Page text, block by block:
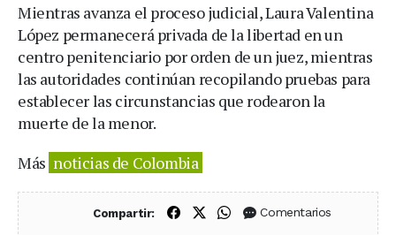
Mientras avanza el proceso judicial, Laura Valentina
López permanecerá privada de la libertad en un
centro penitenciario por orden de un juez, mientras
las autoridades continúan recopilando pruebas para
establecer las circunstancias que rodearon la
muerte de la menor.
Más noticias de Colombia
Compartir: Compartir en Facebook
Compartir en X (Twitter)
Compartir en WhatsApp
Comentarios